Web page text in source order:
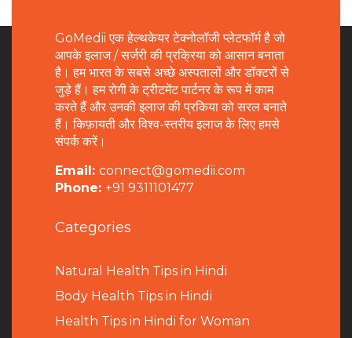
GoMedii एक हेल्थकेयर टेक्नोलॉजी प्लेटफॉर्म है जो
आपके इलाज / सर्जरी की प्रक्रिया को आसान बनाता
है। हम भारत के सबसे अच्छे अस्पतालों और डॉक्टरों से
जुड़े हैं। हम रोगी के ट्रीटमेंट पार्टनर के रूप में काम
करते हैं और उनकी इलाज की प्रकिया को सरल बनाते
हैं। किफ़ायती और विश्व-स्तरीय इलाज के लिए हमसे
संपर्क करें।
Email: connect@gomedii.com
Phone: +91 9311101477
Categories
Natural Health Tips in Hindi
Body Health Tips in Hindi
Health Tips in Hindi for Woman